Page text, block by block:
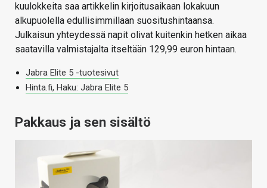
kuulokkeita saa artikkelin kirjoitusaikaan lokakuun
alkupuolella edullisimmillaan suositushintaansa.
Julkaisun yhteydessä napit olivat kuitenkin hetken aikaa
saatavilla valmistajalta itseltään 129,99 euron hintaan.
Jabra Elite 5 -tuotesivut
Hinta.fi, Haku: Jabra Elite 5
Pakkaus ja sen sisältö